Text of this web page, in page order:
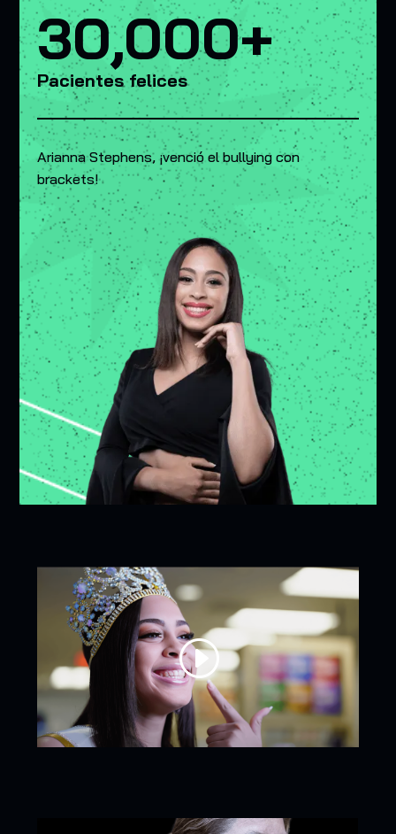
30,000+
Pacientes felices
Arianna Stephens, ¡venció el bullying con
brackets!